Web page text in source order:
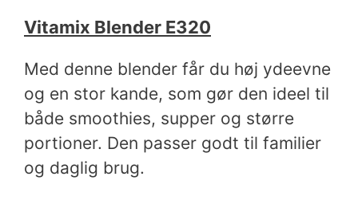
Vitamix Blender E320
Med denne blender får du høj ydeevne
og en stor kande, som gør den ideel til
både smoothies, supper og større
portioner. Den passer godt til familier
og daglig brug.